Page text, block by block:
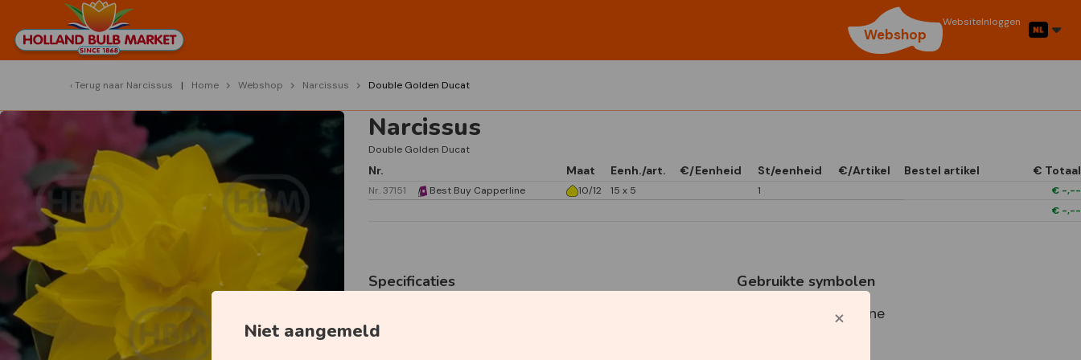
Webshop
WebsiteInloggen
Niet aangemeld
Terug naar Narcissus Home Webshop Narcissus Double Golden Ducat
Narcissus
Double Golden Ducat
Nr. Maat Eenh./art. €/Eenheid St/eenheid €/Artikel Bestel artikel € Totaal
Nr. 37151 Best Buy Capperline 10/12 15 x 5 1 € -,--
€ -,--
Specificaties
Plantdiepte
Gebruikte symbolen
Best Buy Capperline